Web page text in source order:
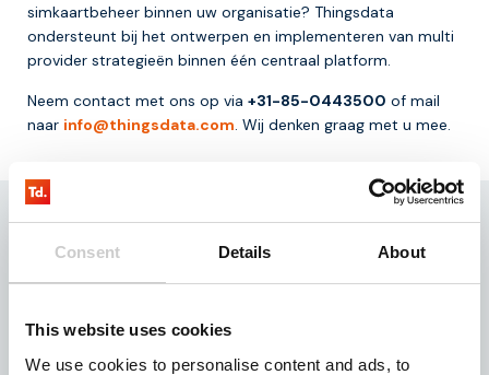
Consent Details About
This website uses cookies
We use cookies to personalise content and ads, to
simkaartbeheer binnen uw organisatie? Thingsdata
ondersteunt bij het ontwerpen en implementeren van multi
provider strategieën binnen één centraal platform.
Neem contact met ons op via +31-85-0443500 of mail
naar info@thingsdata.com. Wij denken graag met u mee.